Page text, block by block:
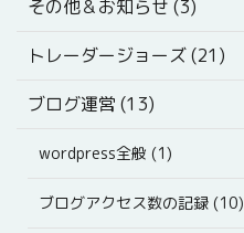
その他＆お知らせ (3)
トレーダージョーズ (21)
ブログ運営 (13)
wordpress全般 (1)
ブログアクセス数の記録 (10)